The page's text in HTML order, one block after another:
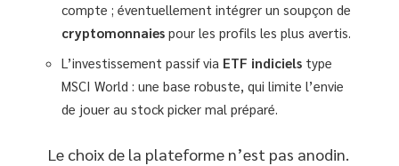
compte ; éventuellement intégrer un soupçon de
cryptomonnaies pour les profils les plus avertis.
L’investissement passif via ETF indiciels type
MSCI World : une base robuste, qui limite l’envie
de jouer au stock picker mal préparé.
Le choix de la plateforme n’est pas anodin.